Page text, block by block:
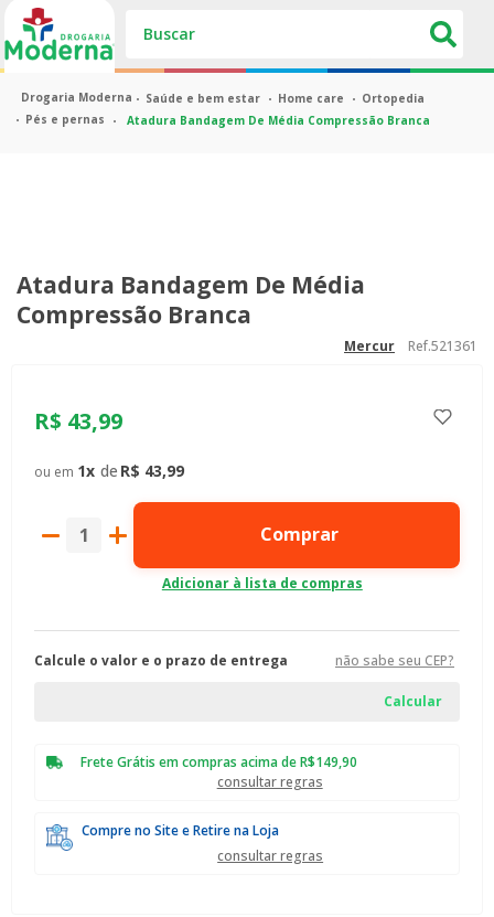
Saúde e bem estar Home care
Ortopedia
Pés e pernas
Atadura Bandagem De Média Compressão Branca
Atadura Bandagem De Média
Compressão Branca
mercur Ref.521361
R$ 43,99
1 R$ 43,99
Comprar
Calcule o valor e o prazo de entrega não sabe seu CEP?
Frete Grátis em compras acima de R$149,90
consultar regras
Compre no Site e Retire na Loja
consultar regras